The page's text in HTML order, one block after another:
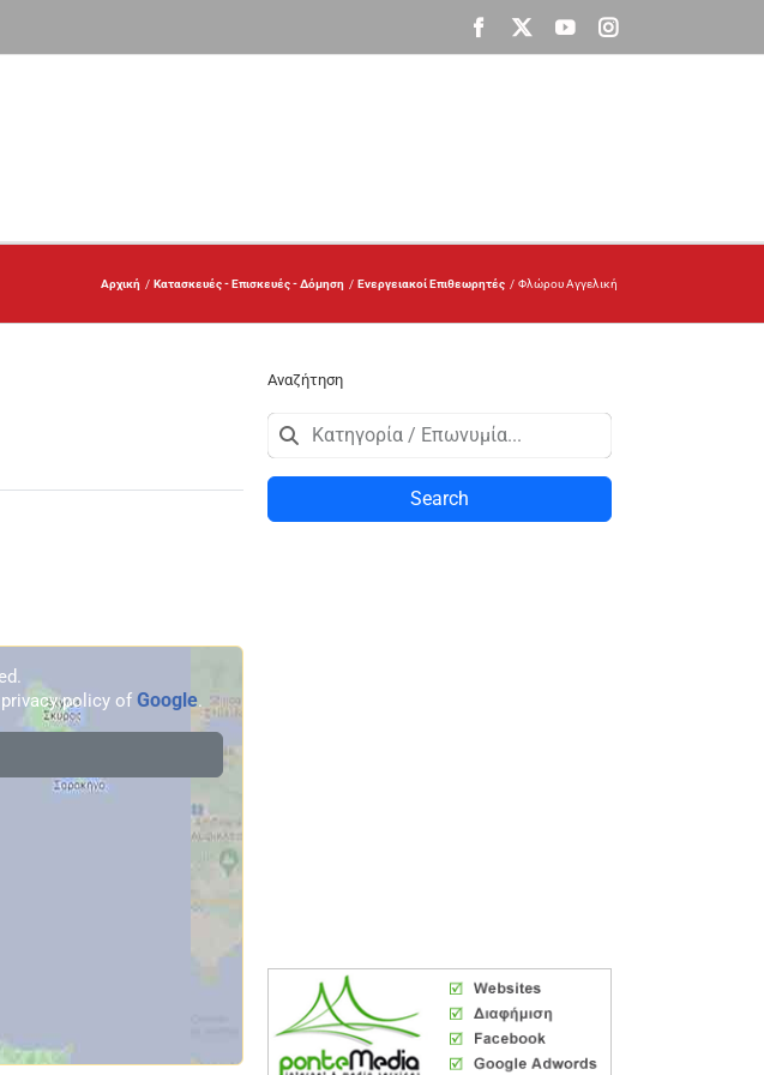
Facebook
X YouTubeInstagram
Αρχική Κατασκευές - Επισκευές - Δόμηση Ενεργειακοί Επιθεωρητές Φλώρου Αγγελική
policy of Google.
Αναζήτηση
Search